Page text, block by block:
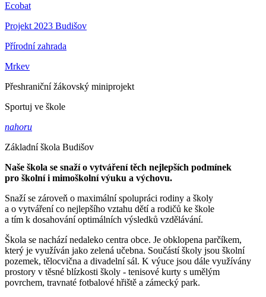
Ecobat
Projekt 2023 Budišov
Přírodní zahrada
Mrkev
Přeshraniční žákovský miniprojekt
Sportuj ve škole
nahoru
Základní škola Budišov
Naše škola se snaží o vytváření těch nejlepších podmínek
pro školní i mimoškolní výuku a výchovu.
Snaží se zároveň o maximální spolupráci rodiny a školy
a o vytváření co nejlepšího vztahu dětí a rodičů ke škole
a tím k dosahování optimálních výsledků vzdělávání.
Škola se nachází nedaleko centra obce. Je obklopena parčíkem,
který je využíván jako zelená učebna. Součástí školy jsou školní
pozemek, tělocvična a divadelní sál. K výuce jsou dále využívány
prostory v těsné blízkosti školy - tenisové kurty s umělým
povrchem, travnaté fotbalové hřiště a zámecký park.